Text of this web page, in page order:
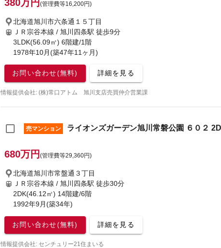
380万円 (管理費等16,200円)
北海道旭川市六条通１５丁目
ＪＲ宗谷本線 / 旭川四条駅 徒歩9分
3LDK(56.09㎡) 6階建/1階
1978年10月(築47年11ヶ月)
お問い合わせ(無料) 詳細を見る
情報提供会社: (株)常口アトム 旭川支店売買仲介営業課
売マンション ライオンズガーデン旭川常磐公園 ６０２
680万円 (管理費等29,360円)
北海道旭川市常盤通３丁目
ＪＲ宗谷本線 / 旭川四条駅 徒歩30分
2DK(46.12㎡) 14階建/6階
1992年9月(築34年)
お問い合わせ(無料) 詳細を見る
情報提供会社: センチュリー21住まいる